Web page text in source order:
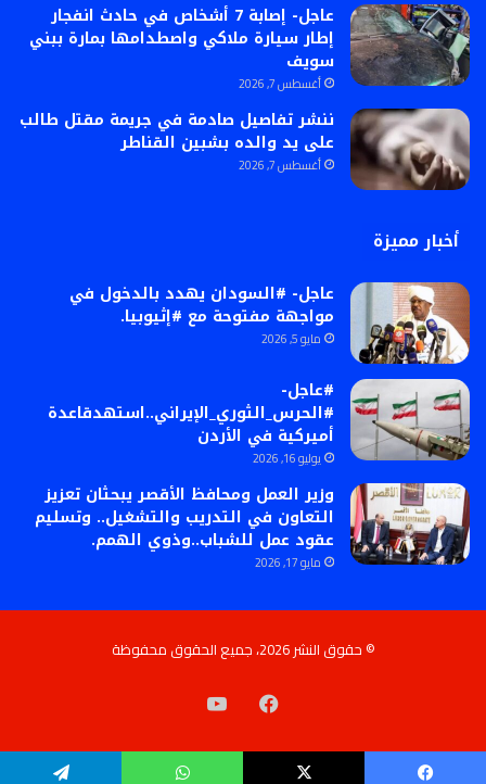
عاجل- إصابة 7 أشخاص في حادث انفجار
إطار سيارة ملاكي واصطدامها بمارة ببني
سويف
أغسطس 7, 2026
ننشر تفاصيل صادمة في جريمة مقتل طالب
على يد والده بشبين القناطر
أغسطس 7, 2026
أخبار مميزة
عاجل- #السودان يهدد بالدخول في
مواجهة مفتوحة مع #إثيوبيا.
مايو 5, 2026
#عاجل-
#الحرس_الثوري_الإيراني..استهدقاعدة
أميركية في الأردن
يوليو 16, 2026
وزير العمل ومحافظ الأقصر يبحثان تعزيز
التعاون في التدريب والتشغيل.. وتسليم
عقود عمل للشباب..وذوي الهمم.
مايو 17, 2026
© حقوق النشر 2026، جميع الحقوق محفوظة
فيسبوك‫YouTube